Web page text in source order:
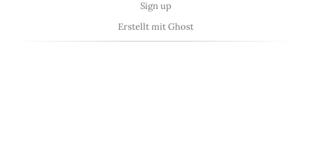
Sign up
Erstellt mitGhost